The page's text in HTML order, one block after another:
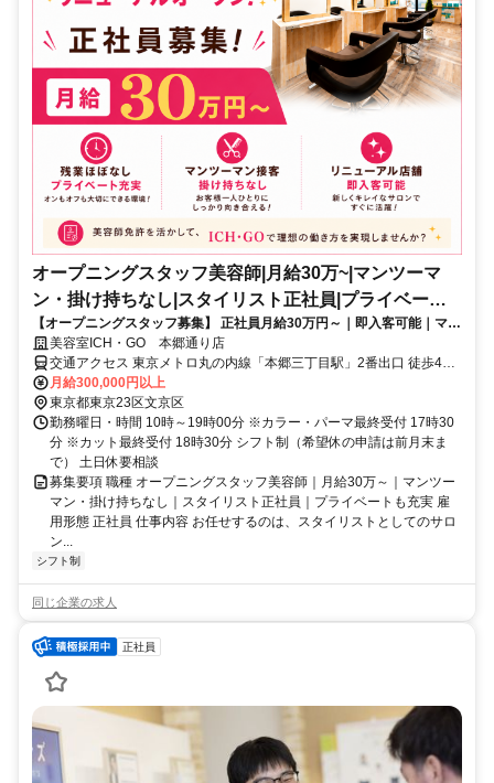
オープニングスタッフ美容師|月給30万~|マンツーマ
ン・掛け持ちなし|スタイリスト正社員|プライベート
も充実
【オープニングスタッフ募集】 正社員月給30万円～｜即入客可能｜マン
ツーマン接客｜無理な掛け持ちなし
美容室ICH・GO 本郷通り店
交通アクセス 東京メトロ丸の内線「本郷三丁目駅」2番出口 徒歩4分
都営大江戸線「本郷三丁目駅」3番出口 徒歩4分 丸の内線・大江戸線
複数路線利用可能でアクセス便利！ 交通費支給！（規定あり）
月給300,000円以上
東京都東京23区文京区
勤務曜日・時間 10時～19時00分 ※カラー・パーマ最終受付 17時30
分 ※カット最終受付 18時30分 シフト制（希望休の申請は前月末ま
で） 土日休要相談
募集要項 職種 オープニングスタッフ美容師｜月給30万～｜マンツー
マン・掛け持ちなし｜スタイリスト正社員｜プライベートも充実 雇
用形態 正社員 仕事内容 お任せするのは、スタイリストとしてのサロ
ン...
シフト制
同じ企業の求人
正社員